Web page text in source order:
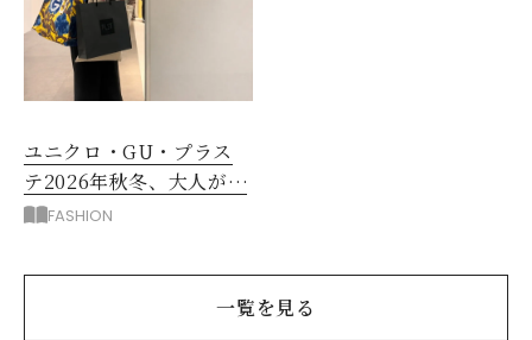
ユニクロ・GU・プラス
テ2026年秋冬、大人が着
たい新作服は？
FASHION
一覧を見る